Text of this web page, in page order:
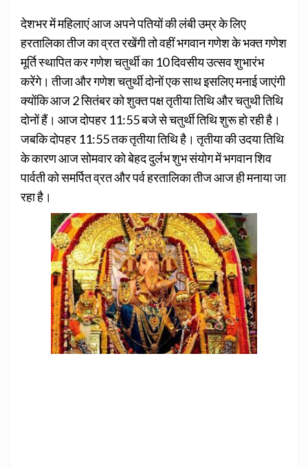
देशभर में महिलाएं आज अपने पतियों की लंबी उम्र के लिए
हरतालिका तीज का व्रत रखेंगी तो वहीं भगवान गणेश के भक्त गणेश
मूर्ति स्थापित कर गणेश चतुर्थी का 10 दिवसीय उत्सव शुभारंभ
करेंगे। तीजा और गणेश चतुर्थी दोनों एक साथ इसलिए मनाई जाएंगी
क्योंकि आज 2 सितंबर को शुक्त पक्ष तृतीया तिथि और चतुथी तिथि
दोनों हैं। आज दोपहर 11:55 बजे से चतुर्थी तिथि शुरू हो रही है।
जबकि दोपहर 11:55 तक तृतीया तिथि है। तृतीया की उदया तिथि
के कारण आज सोमवार को बेहद दुर्लभ शुभ संयोग में भगवान शिव
पार्वती को समर्पित व्रत और पर्व हरतालिका तीज आज ही मनाया जा
रहा है।